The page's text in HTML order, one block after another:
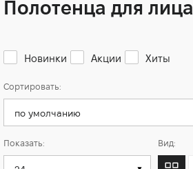
Полотенца для лица
Новинки Акции Хиты
Сортировать:
Показать: Вид: